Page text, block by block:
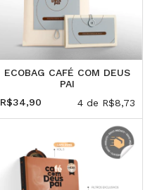
ECOBAG CAFÉ COM DEUS
PAI
R$34,90
4 de R$8,73